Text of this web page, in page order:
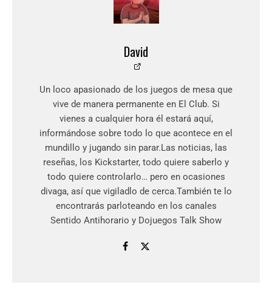
David
Un loco apasionado de los juegos de mesa que
vive de manera permanente en El Club. Si
vienes a cualquier hora él estará aquí,
informándose sobre todo lo que acontece en el
mundillo y jugando sin parar.Las noticias, las
reseñas, los Kickstarter, todo quiere saberlo y
todo quiere controlarlo… pero en ocasiones
divaga, así que vigiladlo de cerca.También te lo
encontrarás parloteando en los canales
Sentido Antihorario y Dojuegos Talk Show